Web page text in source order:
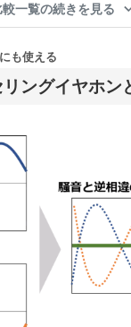
較一覧の続きを見る
ングイヤホン
も使える